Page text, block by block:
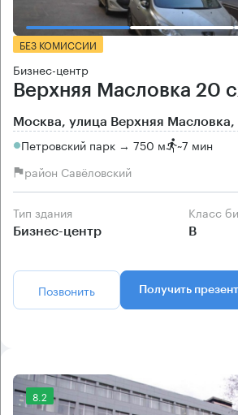
БЕЗ КОМИССИИ
Бизнес-центр
Верхняя Масловка 20
Москва, улица Верхняя Масловка,
Петровский парк → 750 м ~7 мин
район Савёловский
Тип здания
Бизнес-центр
Класс
B
Позвонить Получить
8.2